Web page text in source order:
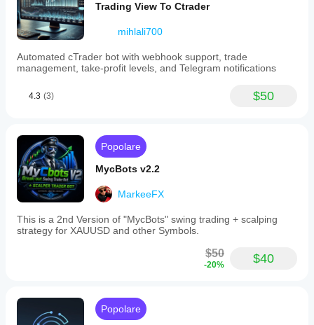
Trading View To Ctrader
mihlali700
Automated cTrader bot with webhook support, trade
management, take-profit levels, and Telegram notifications
4.3 (3) $50
Popolare
MycBots v2.2
MarkeeFX
This is a 2nd Version of "MycBots" swing trading + scalping
strategy for XAUUSD and other Symbols.
$50
-20% $40
Popolare